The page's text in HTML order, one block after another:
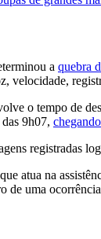
a quebra
velocidade,
o tempo de
9h07,
registradas
atua na
de uma